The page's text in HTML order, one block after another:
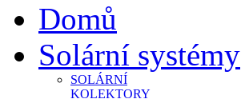
Domů
Solární systémy
SOLÁRNÍ
KOLEKTORY